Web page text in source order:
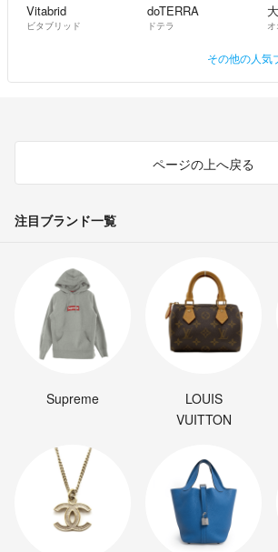
Vitabrid
ビタブリッド
doTERRA
ドテラ
その他の人気
ページの上へ戻る
注目ブランド一覧
Supreme
LOUIS
VUITTON